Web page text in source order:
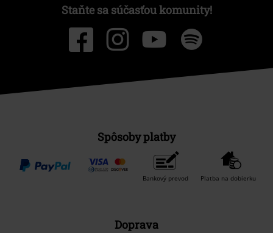
Staňte sa súčasťou komunity!
Spôsoby platby
Bankový prevod Platba na dobierku
Doprava